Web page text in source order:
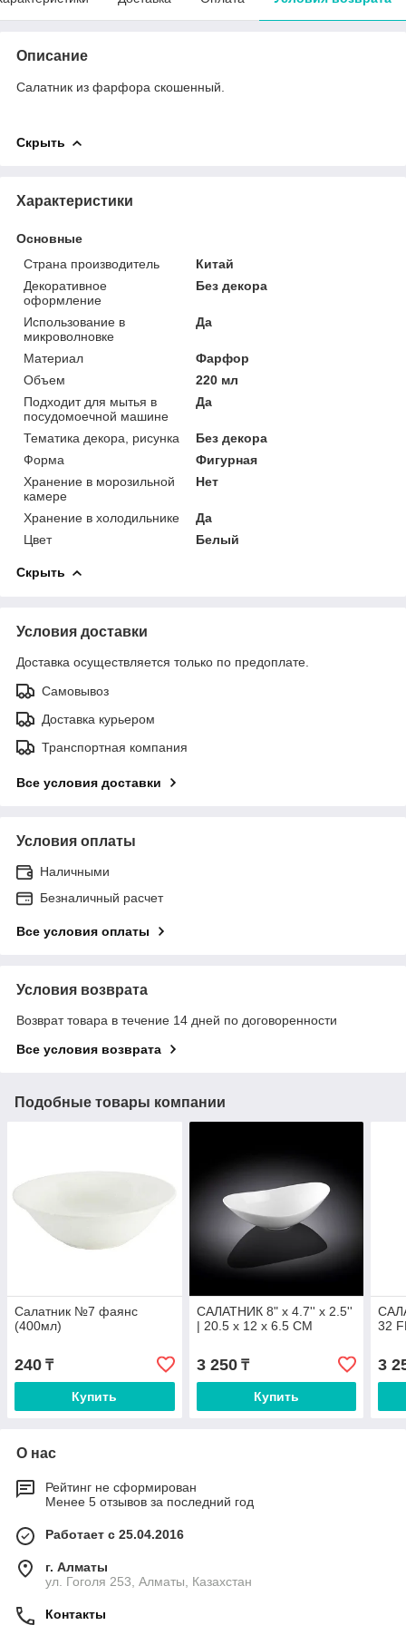
Описание
Салатник из фарфора скошенный.
Скрыть
Характеристики
Основные
Страна производитель
Китай
Декоративное
оформление
Без декора
Использование в
микроволновке
Да
Материал
Фарфор
Объем
220 мл
Подходит для мытья в
посудомоечной машине
Да
Тематика декора, рисунка
Без декора
Форма
Фигурная
Хранение в морозильной
камере
Нет
Хранение в холодильнике
Да
Цвет
Белый
Скрыть
Условия доставки
Доставка осуществляется только по предоплате.
Самовывоз
Доставка курьером
Транспортная компания
Все условия доставки
Условия оплаты
Наличными
Безналичный расчет
Все условия оплаты
Условия возврата
Возврат товара в течение 14 дней по договоренности
Все условия возврата
Подобные товары компании
Салатник №7 фаянс
(400мл)
240 ₸
Купить
САЛАТНИК 8" x 4.7'' x 2.5''
| 20.5 x 12 x 6.5 CM
3 250₸
Купить
32
3
О нас
Рейтинг не сформирован
Менее 5 отзывов за последний год
Работает с 25.04.2016
г. Алматы
ул. Гоголя 253, Алматы, Казахстан
Контакты